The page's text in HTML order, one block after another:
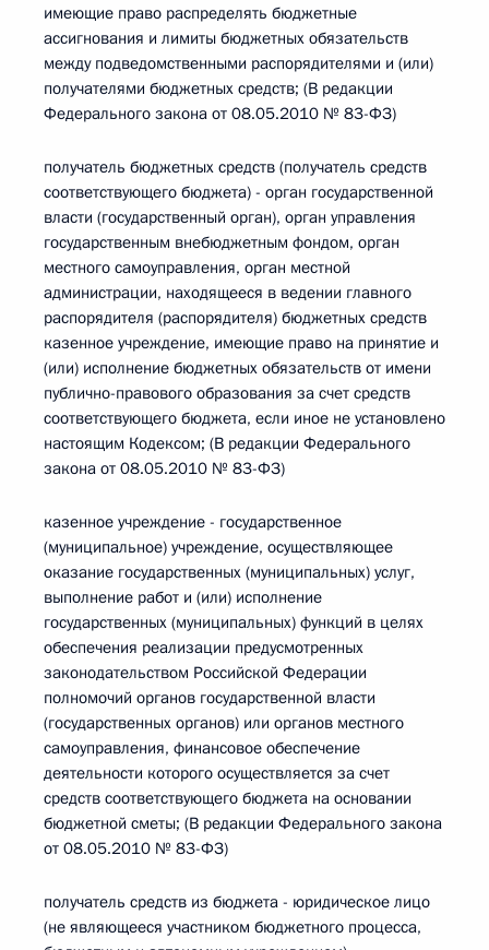
имеющие право распределять бюджетные
ассигнования и лимиты бюджетных обязательств
между подведомственными распорядителями и (или)
получателями бюджетных средств; (В редакции
Федерального закона от 08.05.2010 № 83-ФЗ)
получатель бюджетных средств (получатель средств
соответствующего бюджета) - орган государственной
власти (государственный орган), орган управления
государственным внебюджетным фондом, орган
местного самоуправления, орган местной
администрации, находящееся в ведении главного
распорядителя (распорядителя) бюджетных средств
казенное учреждение, имеющие право на принятие и
(или) исполнение бюджетных обязательств от имени
публично-правового образования за счет средств
соответствующего бюджета, если иное не установлено
настоящим Кодексом; (В редакции Федерального
закона от 08.05.2010 № 83-ФЗ)
казенное учреждение - государственное
(муниципальное) учреждение, осуществляющее
оказание государственных (муниципальных) услуг,
выполнение работ и (или) исполнение
государственных (муниципальных) функций в целях
обеспечения реализации предусмотренных
законодательством Российской Федерации
полномочий органов государственной власти
(государственных органов) или органов местного
самоуправления, финансовое обеспечение
деятельности которого осуществляется за счет
средств соответствующего бюджета на основании
бюджетной сметы; (В редакции Федерального закона
от 08.05.2010 № 83-ФЗ)
получатель средств из бюджета - юридическое лицо
(не являющееся участником бюджетного процесса,